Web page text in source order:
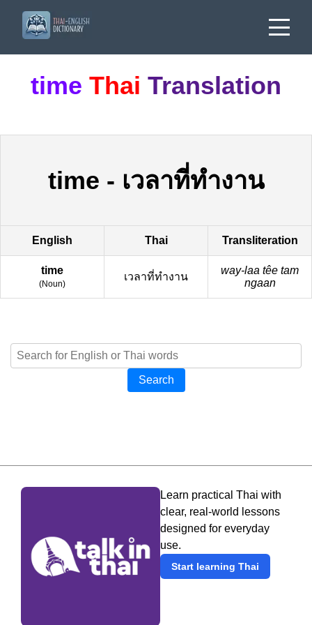
time Thai Translation
time - เวลาที่ทำงาน
English Thai Transliteration
time
(Noun)
เวลาที่ทำงาน
way-laa têe tam
ngaan
Search
Learn practical Thai with
clear, real-world lessons
designed for everyday
use.
Start learning Thai